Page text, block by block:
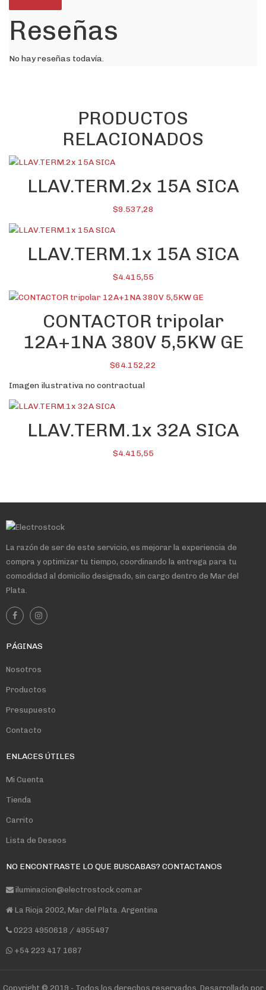
Reseñas
No hay reseñas todavía.
PRODUCTOS
RELACIONADOS
LLAV.TERM.2x 15A SICA
$9.537,28
LLAV.TERM.1x 15A SICA
$4.415,55
CONTACTOR tripolar
12A+1NA 380V 5,5KW GE
$64.152,22
Imagen ilustrativa no contractual
LLAV.TERM.1x 32A SICA
$4.415,55
La razón de ser de este servicio, es mejorar la experiencia de
compra y optimizar tu tiempo, coordinando la entrega para tu
comodidad al domicilio designado, sin cargo dentro de Mar del
Plata.
PÁGINAS
Nosotros
Productos
Presupuesto
Contacto
ENLACES ÚTILES
Mi Cuenta
Tienda
Carrito
Lista de Deseos
NO ENCONTRASTE LO QUE BUSCABAS? CONTACTANOS
iluminacion@electrostock.com.ar
La Rioja 2002, Mar del Plata. Argentina
0223 4950618 / 4955497
+54 223 417 1687
Copyright © 2019 - Todos los derechos reservados. Desarrollado por